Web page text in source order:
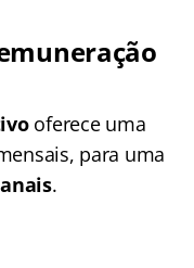
oferece uma
para uma
.